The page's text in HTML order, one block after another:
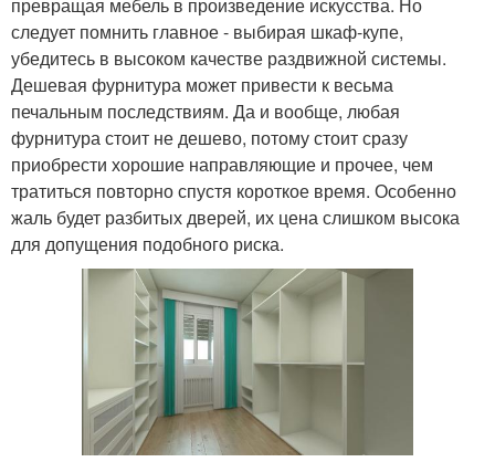
следует помнить главное - выбирая шкаф-купе,
убедитесь в высоком качестве раздвижной системы.
Дешевая фурнитура может привести к весьма
печальным последствиям. Да и вообще, любая
фурнитура стоит не дешево, потому стоит сразу
приобрести хорошие направляющие и прочее, чем
тратиться повторно спустя короткое время. Особенно
жаль будет разбитых дверей, их цена слишком высока
для допущения подобного риска.